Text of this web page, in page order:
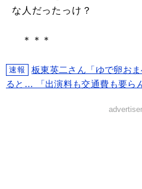
な人だったっけ？
＊＊＊
速報
板東英二さん「ゆで卵お
ると… 「出演料も交通費も要ら